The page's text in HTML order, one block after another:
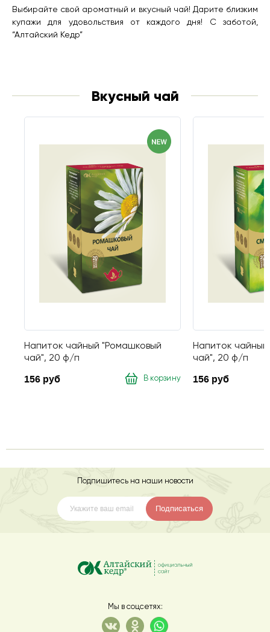
Выбирайте свой ароматный и вкусный чай! Дарите близким
купажи для удовольствия от каждого дня! С заботой,
“Алтайский Кедр”
Вкусный чай
Напиток чайный "Ромашковый
чай", 20 ф/п
156 руб В корзину
Напиток
чай", 20 ф/п
156 руб
Подпишитесь на наши новости
Подписаться
Мы в соцсетях: